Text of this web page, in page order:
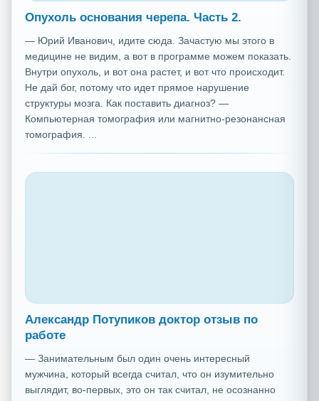
Опухоль основания черепа. Часть 2.
— Юрий Иванович, идите сюда. Зачастую мы этого в
медицине не видим, а вот в программе можем показать.
Внутри опухоль, и вот она растет, и вот что происходит.
Не дай бог, потому что идет прямое нарушение
структуры мозга. Как поставить диагноз? —
Компьютерная томография или магнитно-резонансная
томография. ...
Александр Потупиков доктор отзыв по
работе
— Занимательным был один очень интересный
мужчина, который всегда считал, что он изумительно
выглядит, во-первых, это он так считал, не осознанно